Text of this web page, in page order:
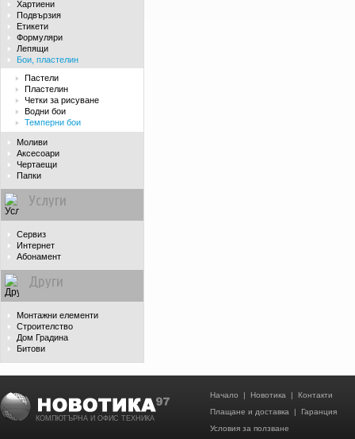
Хартиени
Подвързия
Етикети
Формуляри
Лепящи
Бои, пластелин
Пастели
Пластелин
Четки за рисуване
Водни бои
Темперни бои
Моливи
Аксесоари
Чертаещи
Папки
Услуги
Сервиз
Интернет
Абонамент
Други
Монтажни елементи
Строителство
Дом Градина
Битови
КОМПЮТЪРНА И ОФИС ТЕХНИКА
Начало | Новотика | Контакти
Плащане и доставка | Гаранция
Условия за ползване